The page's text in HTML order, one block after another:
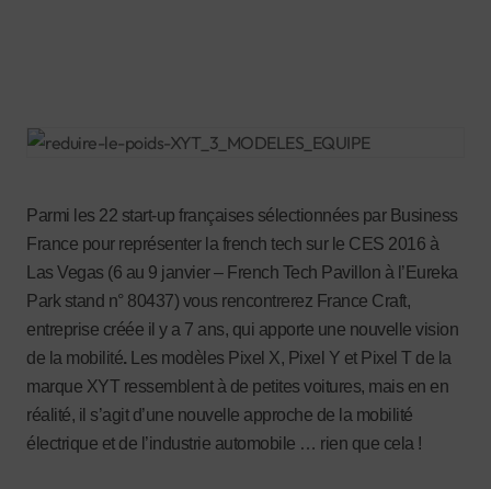
Parmi les 22 start-up françaises sélectionnées par Business
France pour représenter la french tech sur le CES 2016 à
Las Vegas (6 au 9 janvier – French Tech Pavillon à l’Eureka
Park stand n° 80437) vous rencontrerez France Craft,
entreprise créée il y a 7 ans, qui apporte une nouvelle vision
de la mobilité.
Les modèles Pixel X, Pixel Y et Pixel T de la
marque XYT ressemblent à de petites voitures, mais en en
réalité, il s’agit d’une nouvelle approche de la mobilité
électrique et de l’industrie automobile … rien que cela !